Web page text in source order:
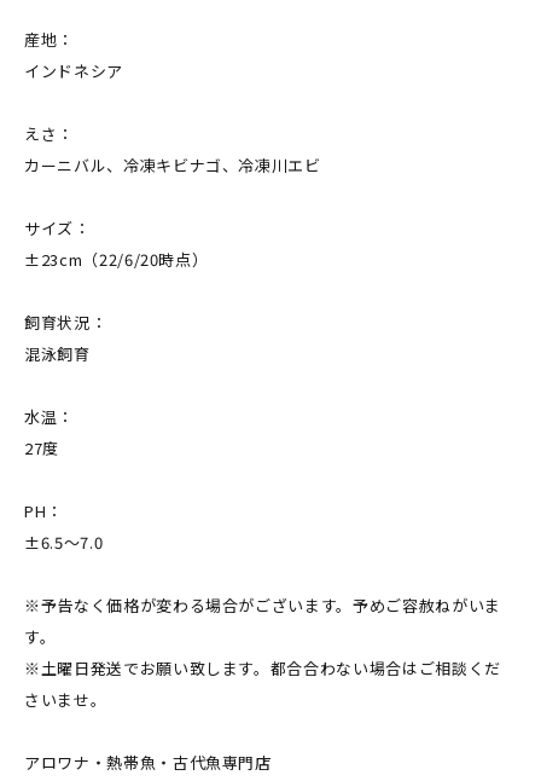
産地：
インドネシア
えさ：
カーニバル、冷凍キビナゴ、冷凍川エビ
サイズ：
±23cm（22/6/20時点）
飼育状況：
混泳飼育
水温：
27度
PH：
±6.5～7.0
※予告なく価格が変わる場合がございます。予めご容赦ねがいま
す。
※土曜日発送でお願い致します。都合合わない場合はご相談くだ
さいませ。
アロワナ・熱帯魚・古代魚専門店